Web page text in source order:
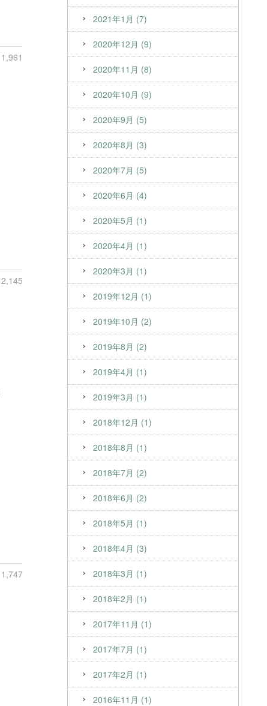
1,961
2,145
1,747
2021年1月 (7)
2020年12月 (9)
2020年11月 (8)
2020年10月 (9)
2020年9月 (5)
2020年8月 (3)
2020年7月 (5)
2020年6月 (4)
2020年5月 (1)
2020年4月 (1)
2020年3月 (1)
2019年12月 (1)
2019年10月 (2)
2019年8月 (2)
2019年4月 (1)
2019年3月 (1)
2018年12月 (1)
2018年8月 (1)
2018年7月 (2)
2018年6月 (2)
2018年5月 (1)
2018年4月 (3)
2018年3月 (1)
2018年2月 (1)
2017年11月 (1)
2017年7月 (1)
2017年2月 (1)
2016年11月 (1)